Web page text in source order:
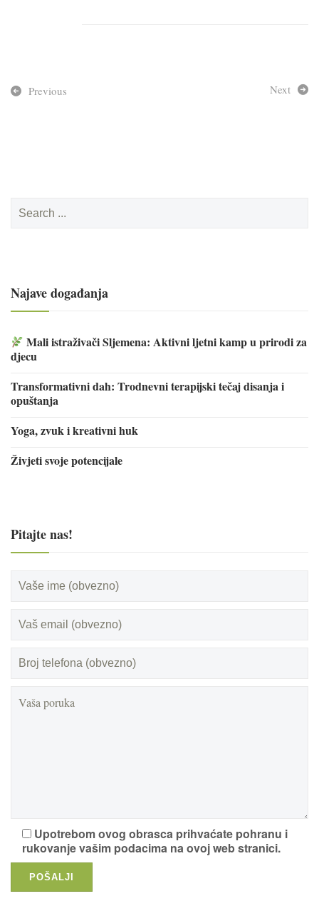
Previous Next
for:
Najave događanja
Mali istraživači Sljemena: Aktivni ljetni kamp u prirodi za
djecu
Transformativni dah: Trodnevni terapijski tečaj disanja i
opuštanja
Yoga, zvuk i kreativni huk
Živjeti svoje potencijale
Pitajte nas!
Upotrebom ovog obrasca prihvaćate pohranu i
rukovanje vašim podacima na ovoj web stranici.